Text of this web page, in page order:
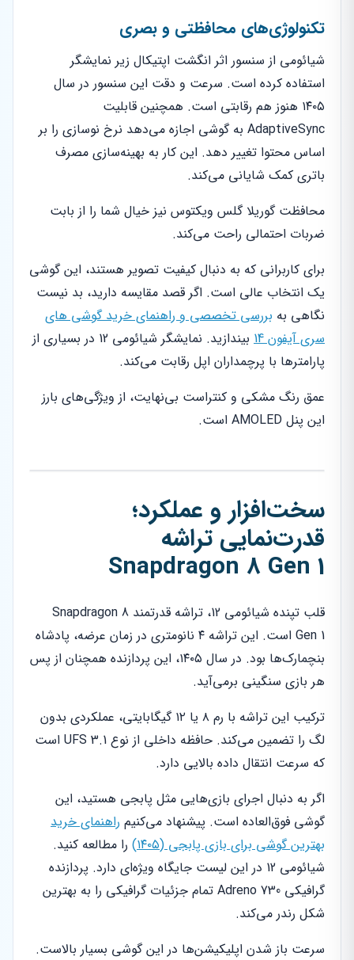
تکنولوژی‌های محافظتی و بصری
شیائومی از سنسور اثر انگشت اپتیکال زیر نمایشگر
استفاده کرده است. سرعت و دقت این سنسور در سال
۱۴۰۵ هنوز هم رقابتی است. همچنین قابلیت
AdaptiveSync به گوشی اجازه می‌دهد نرخ نوسازی را بر
اساس محتوا تغییر دهد. این کار به بهینه‌سازی مصرف
باتری کمک شایانی می‌کند.
محافظت گوریلا گلس ویکتوس نیز خیال شما را از بابت
ضربات احتمالی راحت می‌کند.
برای کاربرانی که به دنبال کیفیت تصویر هستند، این گوشی
یک انتخاب عالی است. اگر قصد مقایسه دارید، بد نیست
نگاهی به بررسی تخصصی و راهنمای خرید گوشی های
سری آیفون 14
بیندازید. نمایشگر شیائومی 12 در بسیاری از
پارامترها با پرچمداران اپل رقابت می‌کند.
عمق رنگ مشکی و کنتراست بی‌نهایت، از ویژگی‌های بارز
این پنل AMOLED است.
سخت‌افزار و عملکرد؛
قدرت‌نمایی تراشه
Snapdragon 8 Gen 1
قلب تپنده شیائومی 12، تراشه قدرتمند Snapdragon 8
Gen 1 است. این تراشه ۴ نانومتری در زمان عرضه، پادشاه
بنچمارک‌ها بود. در سال ۱۴۰۵، این پردازنده همچنان از پس
هر بازی سنگینی برمی‌آید.
ترکیب این تراشه با رم ۸ یا ۱۲ گیگابایتی، عملکردی بدون
لگ را تضمین می‌کند. حافظه داخلی از نوع UFS 3.1 است
که سرعت انتقال داده بالایی دارد.
اگر به دنبال اجرای بازی‌هایی مثل پابجی هستید، این
گوشی فوق‌العاده است. پیشنهاد می‌کنیم راهنمای خرید
بهترین گوشی برای بازی پابجی (۱۴۰۵)
را مطالعه کنید.
شیائومی 12 در این لیست جایگاه ویژه‌ای دارد. پردازنده
گرافیکی Adreno 730 تمام جزئیات گرافیکی را به بهترین
شکل رندر می‌کند.
سرعت باز شدن اپلیکیشن‌ها در این گوشی بسیار بالاست.